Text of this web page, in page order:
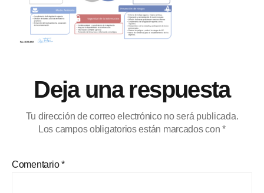
Deja una respuesta
Tu dirección de correo electrónico no será publicada.
Los campos obligatorios están marcados con*
Comentario*